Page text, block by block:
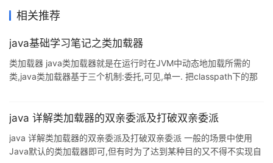
相关推荐
java基础学习笔记之类加载器
类加载器 java类加载器就是在运行时在JVM中动态地加载所需的
类,java类加载器基于三个机制:委托,可见,单一. 把classpath下的那
不到或者不能加载这个类,那么再加载他. 可见性机制指的是父加载器
不见的. 单一性机制指的是一个类只能被同一种加载器加载一次. 默
认类加载器 系统默认三个类加载器:
java 详解类加载器的双亲委派及打破双亲委派
java 详解类加载器的双亲委派及打破双亲委派 一般的场景中使用
Java默认的类加载器即可,但有时为了达到某种目的又不得不实现自